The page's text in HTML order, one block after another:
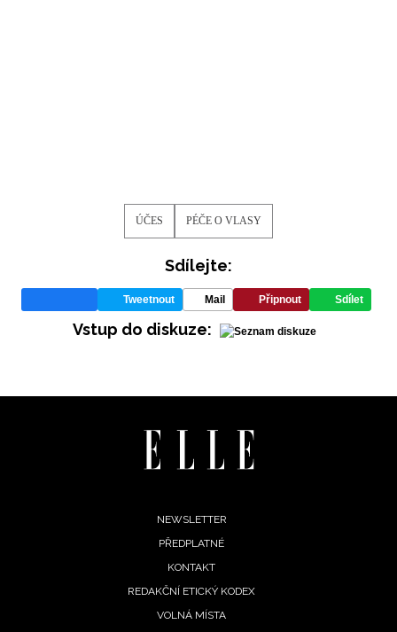
ÚČES PÉČE O VLASY
Sdílejte:
Tweetnout Mail Připnout Sdílet
Vstup do diskuze:
NEWSLETTER
PŘEDPLATNÉ
KONTAKT
REDAKČNÍ ETICKÝ KODEX
VOLNÁ MÍSTA